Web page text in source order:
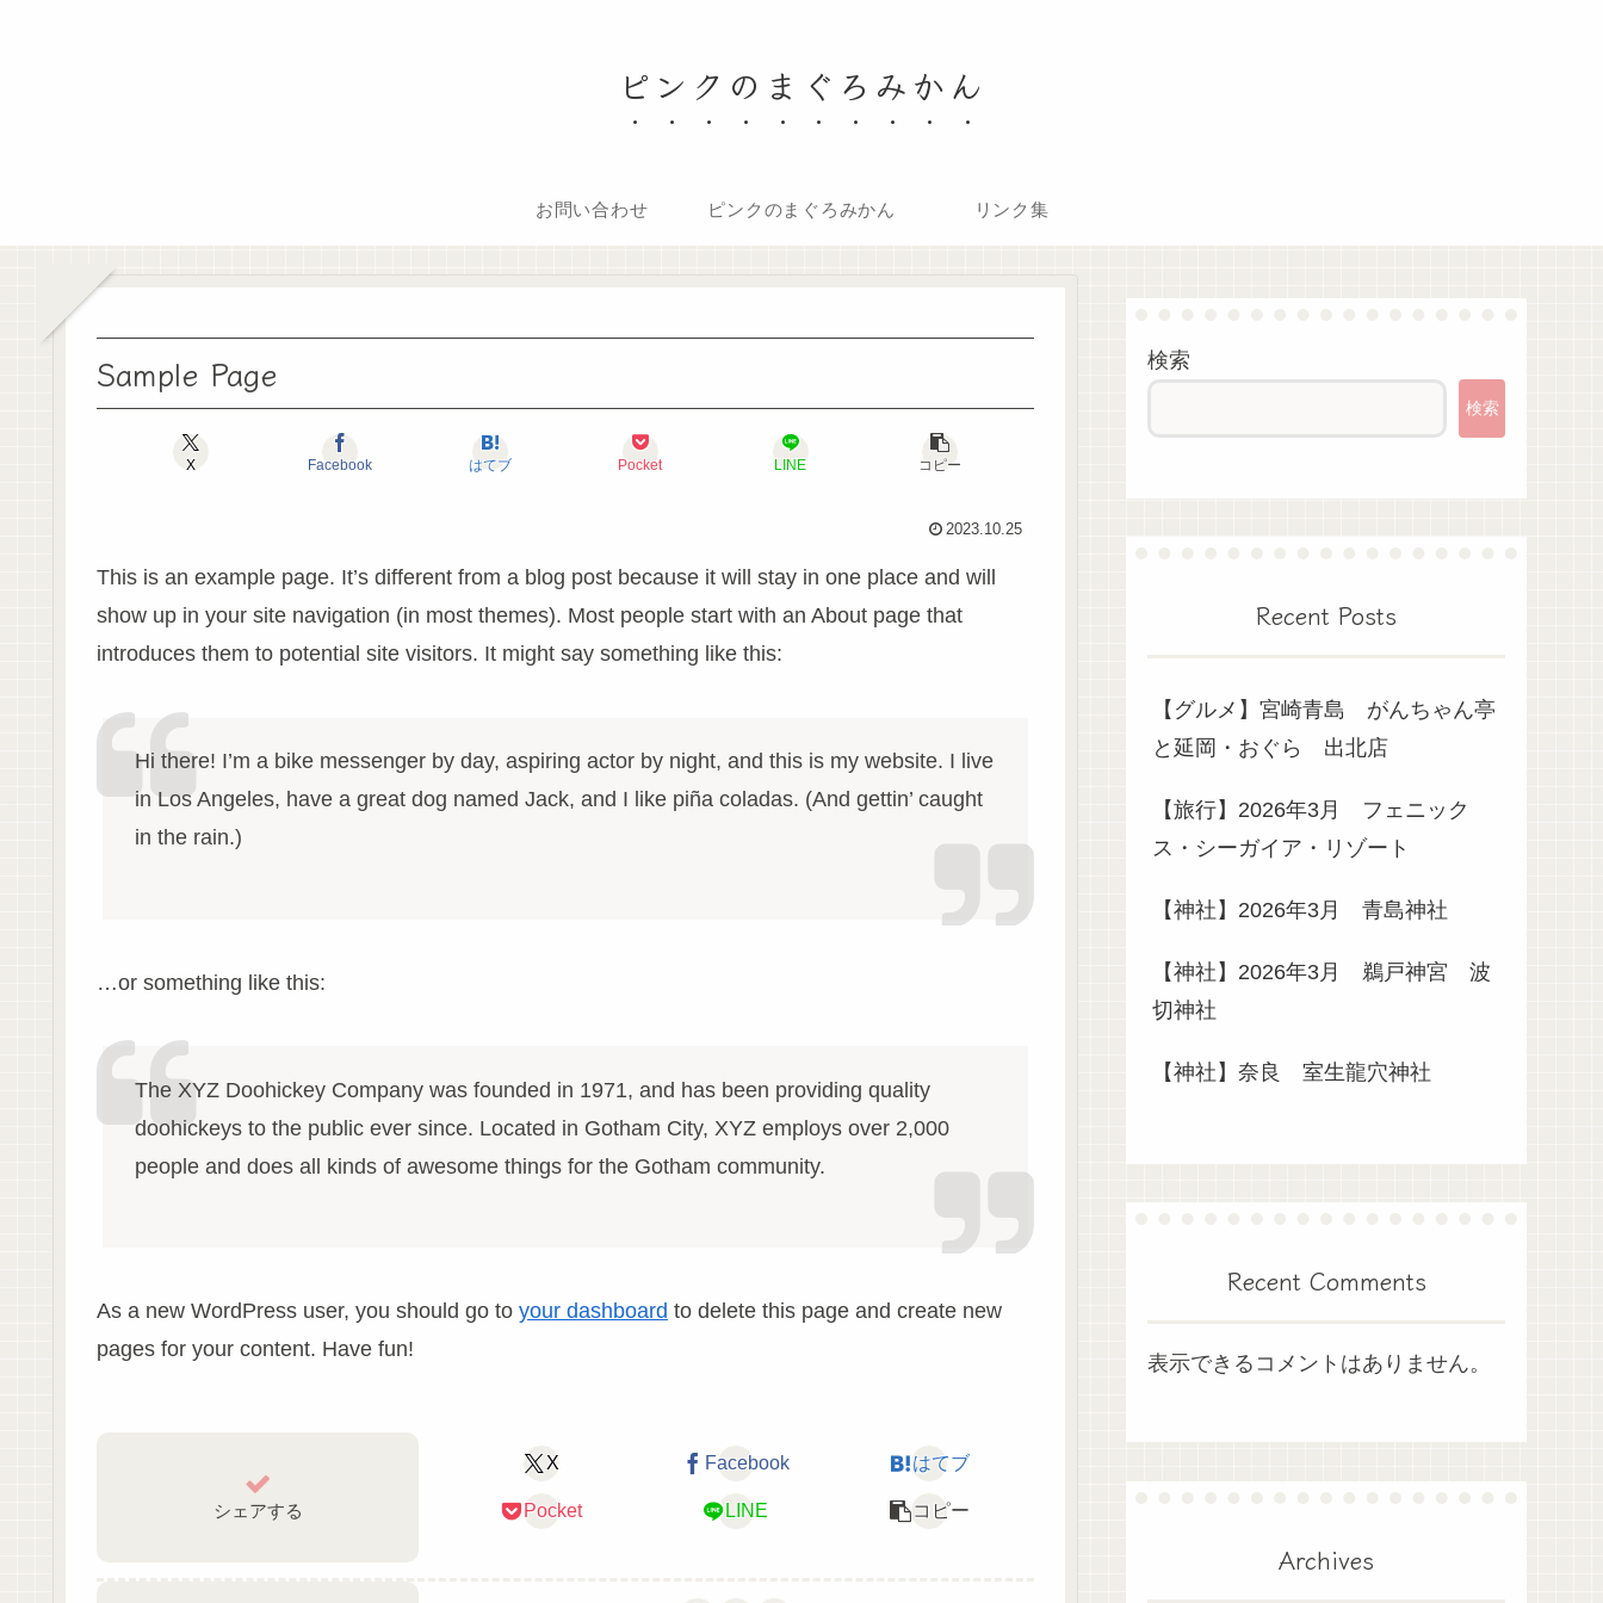
ピンクのまぐろみかん
お問い合わせ ピンクのまぐろみかん リンク集
Sample Page
X Facebook はてブ Pocket LINE コピー
2023.10.25
This is an example page. It’s different from a blog post because it will stay in one place and will
show up in your site navigation (in most themes). Most people start with an About page that
introduces them to potential site visitors. It might say something like this:
Hi there! I’m a bike messenger by day, aspiring actor by night, and this is my website. I live
in Los Angeles, have a great dog named Jack, and I like piña coladas. (And gettin’ caught
in the rain.)
…or something like this:
The XYZ Doohickey Company was founded in 1971, and has been providing quality
doohickeys to the public ever since. Located in Gotham City, XYZ employs over 2,000
people and does all kinds of awesome things for the Gotham community.
As a new WordPress user, you should go to your dashboard to delete this page and create new
pages for your content. Have fun!
シェアする
X Facebook はてブ
Pocket LINE コピー
検索
検索
Recent Posts
【グルメ】宮崎青島 がんちゃん亭
と延岡・おぐら 出北店
【旅行】2026年3月 フェニック
ス・シーガイア・リゾート
【神社】2026年3月 青島神社
【神社】2026年3月 鵜戸神宮 波
切神社
【神社】奈良 室生龍穴神社
Recent Comments
表示できるコメントはありません。
Archives